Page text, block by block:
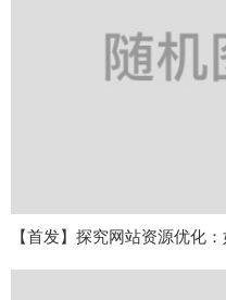
【首发】探究网站资源优化